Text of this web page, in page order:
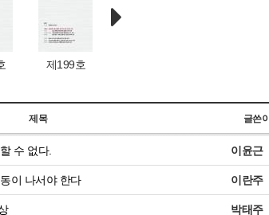
제199호
제목 글쓴이
수 없다. 이윤근
이 나서야 한다 이란주
박태주